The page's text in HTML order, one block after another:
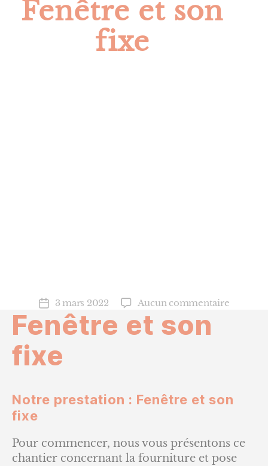
Fenêtre et son
fixe
Date
l’article
3 mars 2022 Aucun commentairesur
Fenêtre et son
fixe
Notre prestation : Fenêtre et son
fixe
Pour commencer, nous vous présentons ce
chantier concernant la fourniture et pose